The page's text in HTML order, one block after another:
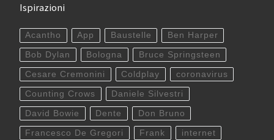
Ispirazioni
Acantho App Baustelle Ben Harper
Bob Dylan Bologna Bruce Springsteen
Cesare Cremonini Coldplay coronavirus
Counting Crows Daniele Silvestri
David Bowie Dente Don Bruno
Francesco De Gregori Frank internet